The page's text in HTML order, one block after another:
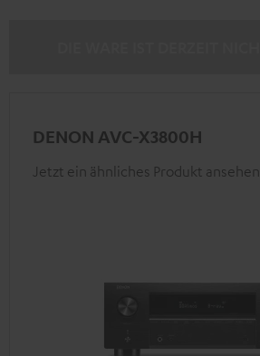
DENON AVC-X3800H
Jetzt ein ähnliches Produkt ansehen